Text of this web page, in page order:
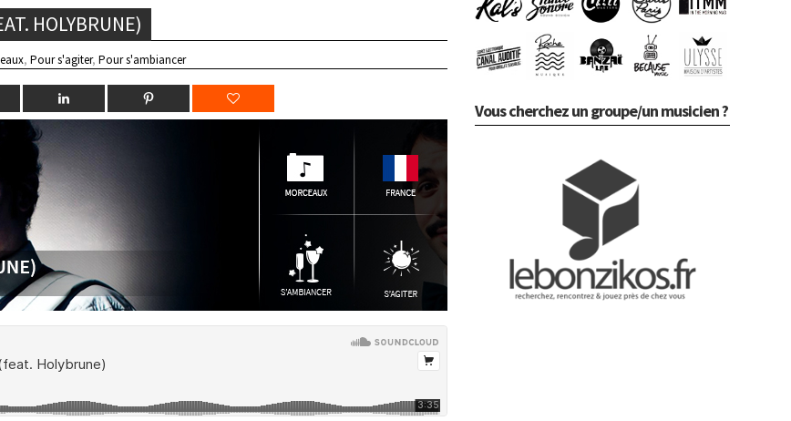
HOLYBRUNE)
,Pour s'agiter,Pour s'ambiancer
Vous cherchez un groupe/un musicien ?